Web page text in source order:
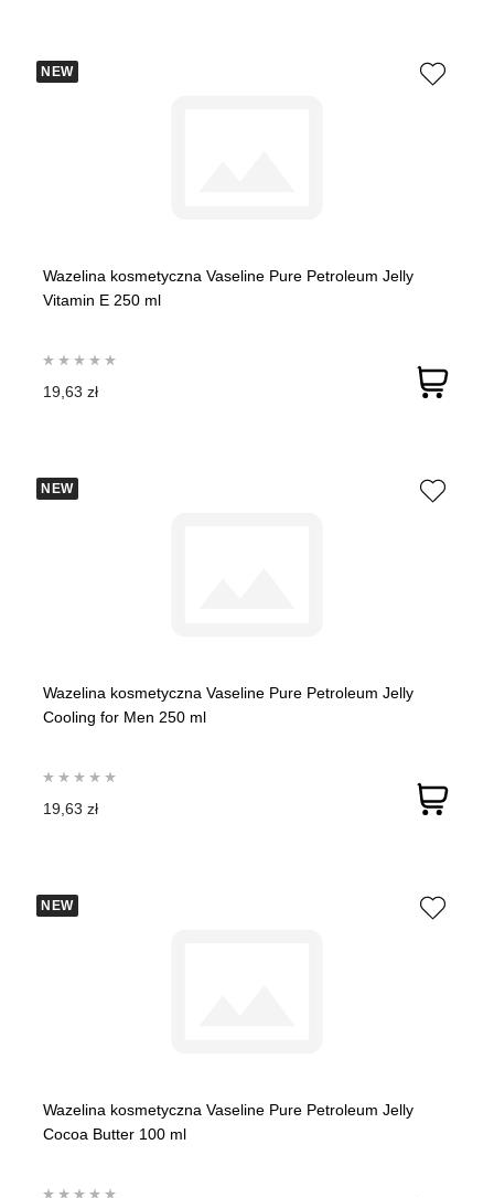
NEW
Wazelina kosmetyczna Vaseline Pure Petroleum Jelly
Vitamin E 250 ml
19,63 zł
NEW
Wazelina kosmetyczna Vaseline Pure Petroleum Jelly
Cooling for Men 250 ml
19,63 zł
NEW
Wazelina kosmetyczna Vaseline Pure Petroleum Jelly
Cocoa Butter 100 ml